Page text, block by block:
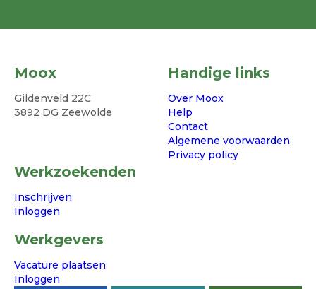
Moox
Gildenveld 22C
3892 DG Zeewolde
Handige links
Over Moox
Help
Contact
Algemene voorwaarden
Privacy policy
Werkzoekenden
Inschrijven
Inloggen
Werkgevers
Vacature plaatsen
Inloggen